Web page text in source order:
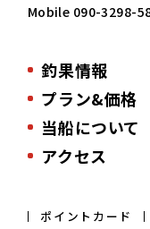
Mobile 090-3298-
釣果情報
プラン&価格
当船について
アクセス
ポイントカード